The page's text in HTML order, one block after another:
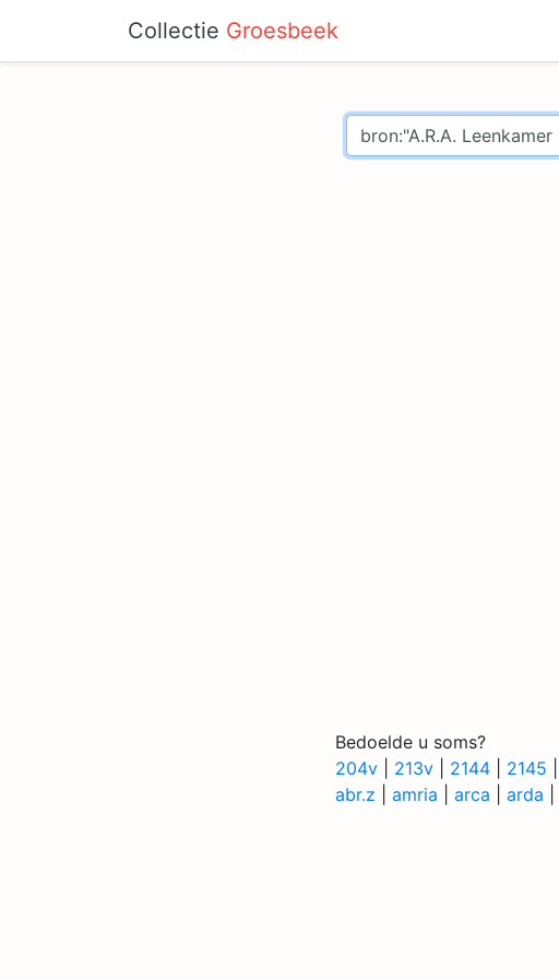
Collectie Groesbeek
Bedoelde u soms?
204v
213v 2144 2145
abr.z
amria arca arda